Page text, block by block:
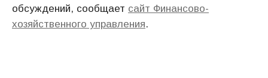
обсуждений, сообщает сайт Финансово-
хозяйственного управления.